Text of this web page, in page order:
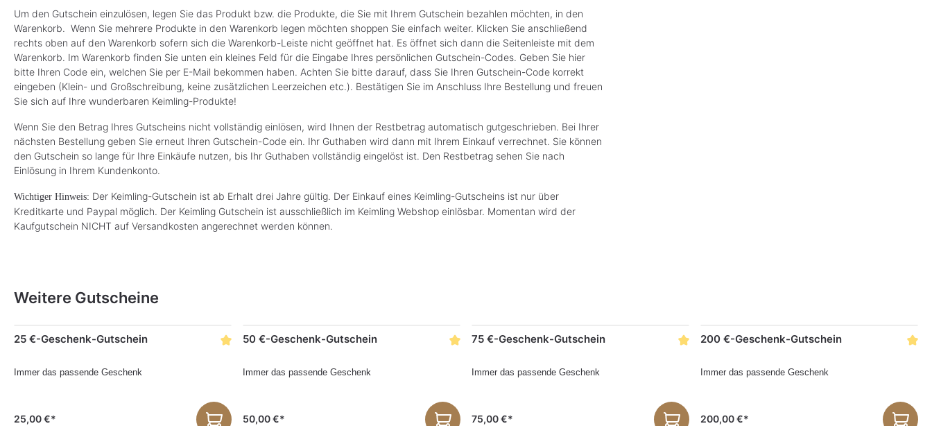
Um den Gutschein einzulösen, legen Sie das Produkt bzw. die Produkte, die Sie mit Ihrem Gutschein bezahlen möchten, in den
Warenkorb. Wenn Sie mehrere Produkte in den Warenkorb legen möchten shoppen Sie einfach weiter. Klicken Sie anschließend
rechts oben auf den Warenkorb sofern sich die Warenkorb-Leiste nicht geöffnet hat. Es öffnet sich dann die Seitenleiste mit dem
Warenkorb. Im Warenkorb finden Sie unten ein kleines Feld für die Eingabe Ihres persönlichen Gutschein-Codes. Geben Sie hier
bitte Ihren Code ein, welchen Sie per E-Mail bekommen haben. Achten Sie bitte darauf, dass Sie Ihren Gutschein-Code korrekt
eingeben (Klein- und Großschreibung, keine zusätzlichen Leerzeichen etc.). Bestätigen Sie im Anschluss Ihre Bestellung und freuen
Sie sich auf Ihre wunderbaren Keimling-Produkte!
Wenn Sie den Betrag Ihres Gutscheins nicht vollständig einlösen, wird Ihnen der Restbetrag automatisch gutgeschrieben. Bei Ihrer
nächsten Bestellung geben Sie erneut Ihren Gutschein-Code ein. Ihr Guthaben wird dann mit Ihrem Einkauf verrechnet. Sie können
den Gutschein so lange für Ihre Einkäufe nutzen, bis Ihr Guthaben vollständig eingelöst ist. Den Restbetrag sehen Sie nach
Einlösung in Ihrem Kundenkonto.
Wichtiger Hinweis: Der Keimling-Gutschein ist ab Erhalt drei Jahre gültig. Der Einkauf eines Keimling-Gutscheins ist nur über
Kreditkarte und Paypal möglich. Der Keimling Gutschein ist ausschließlich im Keimling Webshop einlösbar. Momentan wird der
Kaufgutschein NICHT auf Versandkosten angerechnet werden können.
Weitere Gutscheine
Produktgalerie überspringen
25 €-Geschenk-Gutschein
Immer das passende Geschenk
25,00 €*
50 €-Geschenk-Gutschein
Immer das passende Geschenk
50,00 €*
75 €-Geschenk-Gutschein
Immer das passende Geschenk
75,00 €*
200 €-Geschenk-Gutschein
Immer das passende Geschenk
200,00 €*